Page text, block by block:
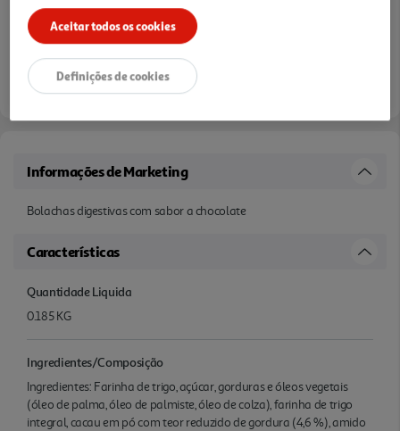
Informações de Marketing
Bolachas digestivas com sabor a chocolate
Características
Quantidade Liquida
0.185 KG
Ingredientes/Composição
Ingredientes: Farinha de trigo, açúcar, gorduras e óleos vegetais
(óleo de palma, óleo de palmiste, óleo de colza), farinha de trigo
integral, cacau em pó com teor reduzido de gordura (4,6 %), amido
Aceitar todos os cookies
Definições de cookies